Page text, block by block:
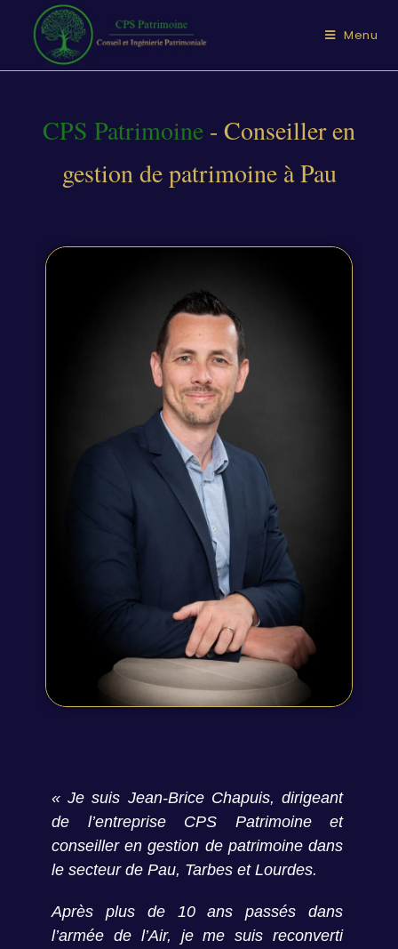
Menu
CPS Patrimoine - Conseiller en
gestion de patrimoine à Pau
« Je suis Jean-Brice Chapuis, dirigeant
de l’entreprise CPS Patrimoine et
conseiller en gestion de patrimoine dans
le secteur de Pau, Tarbes et Lourdes.
Après plus de 10 ans passés dans
l’armée de l’Air, je me suis reconverti